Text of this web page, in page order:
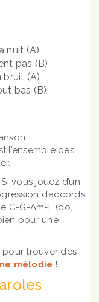
nuit (A)
pas (B)
bruit (A)
bas (B)
l’ensemble des
Si vous jouez d’un
d’accords
C-G-Am-F (do,
pour une
pour trouver des
mélodie !